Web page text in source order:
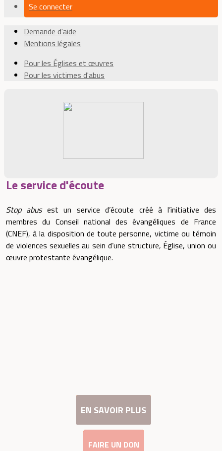
Se connecter
Demande d'aide
Mentions légales
Pour les Églises et œuvres
Pour les victimes d'abus
Le service d'écoute
Stop abusest un service d’écoute créé à l’initiative des
membres du Conseil national des évangéliques de France
(CNEF), à la disposition de toute personne, victime ou témoin
de violences sexuelles au sein d’une structure, Église, union ou
œuvre protestante évangélique.
EN SAVOIR PLUS
FAIRE UN DON